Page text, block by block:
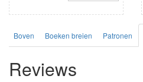
Boven Boeken breien Patronen
Reviews